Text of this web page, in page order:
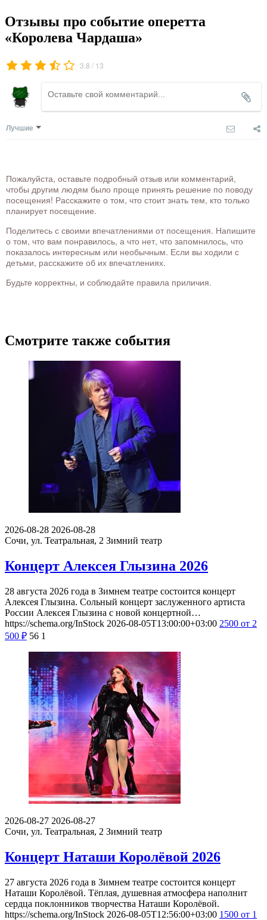
Отзывы про событие оперетта
«Королева Чардаша»
3.8 / 13
Лучшие
Пожалуйста, оставьте подробный отзыв или комментарий,
чтобы другим людям было проще принять решение по поводу
посещения! Расскажите о том, что стоит знать тем, кто только
планирует посещение.
Поделитесь с своими впечатлениями от посещения. Напишите
о том, что вам понравилось, а что нет, что запомнилось, что
показалось интересным или необычным. Если вы ходили с
детьми, расскажите об их впечатлениях.
Будьте корректны, и соблюдайте правила приличия.
Смотрите также события
2026-08-28 2026-08-28
Сочи, ул. Театральная, 2 Зимний театр
Концерт Алексея Глызина 2026
28 августа 2026 года в Зимнем театре состоится концерт
Алексея Глызина. Сольный концерт заслуженного артиста
России Алексея Глызина с новой концертной…
https://schema.org/InStock 2026-08-05T13:00:00+03:00 2500 от 2
500 ₽ 56 1
2026-08-27 2026-08-27
Сочи, ул. Театральная, 2 Зимний театр
Концерт Наташи Королёвой 2026
27 августа 2026 года в Зимнем театре состоится концерт
Наташи Королёвой. Тёплая, душевная атмосфера наполнит
сердца поклонников творчества Наташи Королёвой.
https://schema.org/InStock 2026-08-05T12:56:00+03:00 1500 от 1